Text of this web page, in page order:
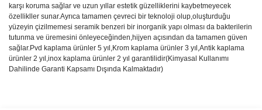
karşı koruma sağlar ve uzun yıllar estetik güzelliklerini kaybetmeyecek
özellikller sunar.Ayrıca tamamen çevreci bir teknoloji olup,oluşturduğu
yüzeyin çizilmemesi seramik benzeri bir inorganik yapı olması da bakterilerin
tutunma ve üremesini önleyeceğinden,hijyen açısından da tamamen güven
sağlar.Pvd kaplama ürünler 5 yıl,Krom kaplama ürünler 3 yıl,Antik kaplama
ürünler 2 yıl,inox kaplama ürünler 2 yıl garantilidir(Kimyasal Kullanımı
Dahilinde Garanti Kapsamı Dışında Kalmaktadır)